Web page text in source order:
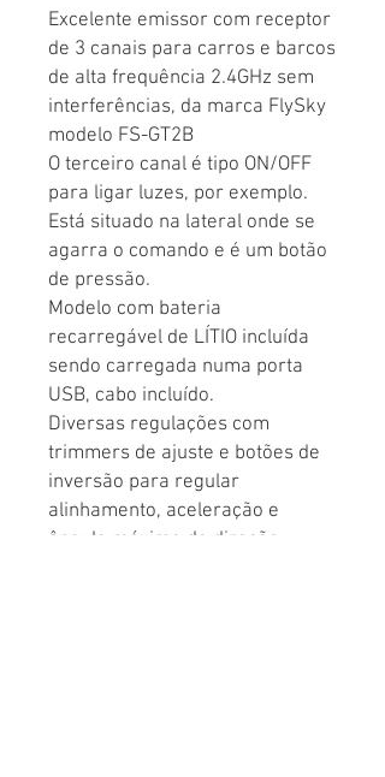
Excelente emissor com receptor
de 3 canais para carros e barcos
de alta frequência 2.4GHz sem
interferências, da marca FlySky
modelo FS-GT2B
O terceiro canal é tipo ON/OFF
para ligar luzes, por exemplo.
Está situado na lateral onde se
agarra o comando e é um botão
de pressão.
Modelo com bateria
recarregável de LÍTIO incluída
sendo carregada numa porta
USB, cabo incluído.
Diversas regulações com
trimmers de ajuste e botões de
inversão para regular
alinhamento, aceleração e
ângulo máximo de direção.